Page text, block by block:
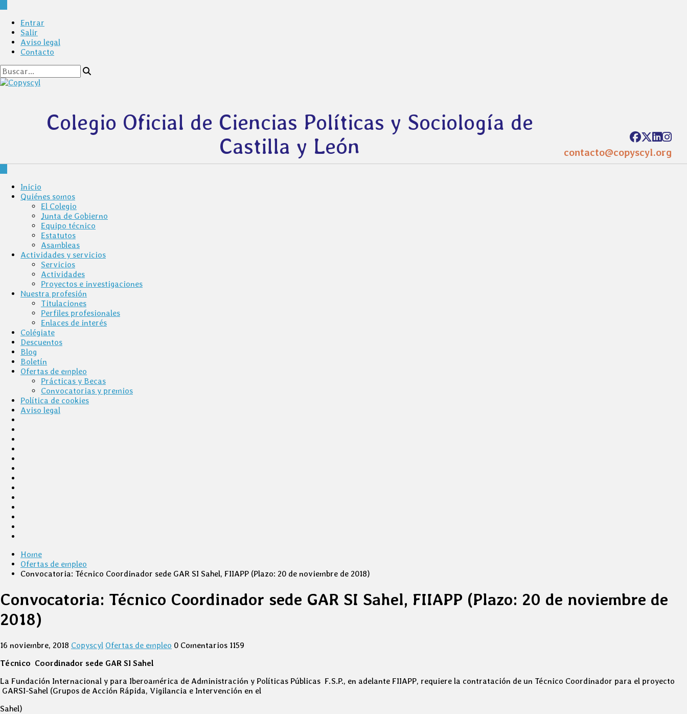
Entrar
Salir
Aviso legal
Contacto
Colegio Oficial de Ciencias Políticas y Sociología de
Castilla y León
contacto@copyscyl.org
Inicio
Quiénes somos
El Colegio
Junta de Gobierno
Equipo técnico
Estatutos
Asambleas
Actividades y servicios
Servicios
Actividades
Proyectos e investigaciones
Nuestra profesión
Titulaciones
Perfiles profesionales
Enlaces de interés
Colégiate
Descuentos
Blog
Boletín
Ofertas de empleo
Prácticas y Becas
Convocatorias y premios
Política de cookies
Aviso legal
Home
Ofertas de empleo
Convocatoria: Técnico Coordinador sede GAR SI Sahel, FIIAPP (Plazo: 20 de noviembre de 2018)
Convocatoria: Técnico Coordinador sede GAR SI Sahel, FIIAPP (Plazo: 20 de noviembre de
2018)
16 noviembre, 2018 Copyscyl Ofertas de empleo 0 Comentarios 1159
Técnico Coordinador sede GAR SI Sahel
La Fundación Internacional y para Iberoamérica de Administración y Políticas Públicas F.S.P., en adelante FIIAPP, requiere la contratación de un Técnico Coordinador para el proyecto
GARSI-Sahel (Grupos de Acción Rápida, Vigilancia e Intervención en el
Sahel)